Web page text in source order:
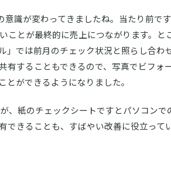
識が変わってきましたね。当たり前で
ことが最終的に売上につながります。と
」では前月のチェック状況と照らし合わ
することもできるので、写真でビフォ
ができるようになりました。
、紙のチェックシートですとパソコンで
できることも、すばやい改善に役立って